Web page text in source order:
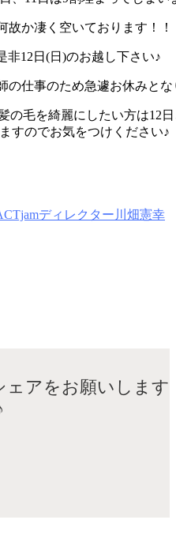
故か凄く空いております！！
非12日(日)のお越し下さい♪
の仕事のため急遽お休みと
の毛を綺麗にしたい方は12
すのでお気をつけください♪
ディレクター川畑憲幸
ェアをお願いします